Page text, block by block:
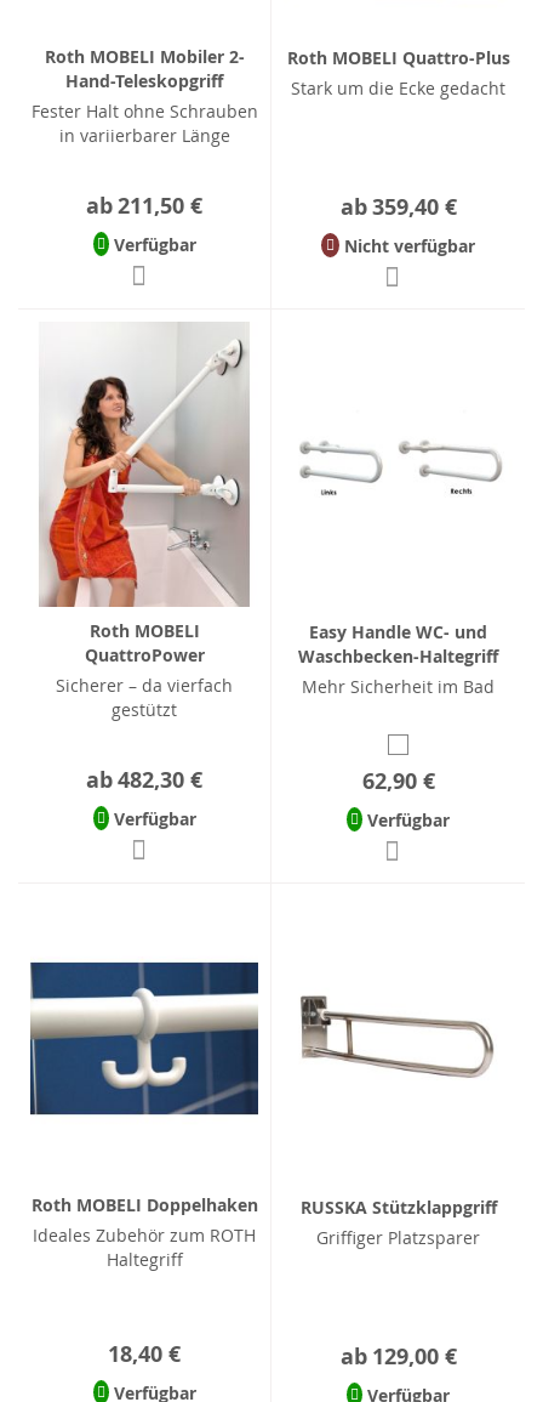
Roth MOBELI Mobiler 2-
Hand-Teleskopgriff
Fester Halt ohne Schrauben
in variierbarer Länge
ab211,50 €
Verfügbar
Roth MOBELI Quattro-Plus
Stark um die Ecke gedacht
ab359,40 €
Nicht verfügbar
Roth MOBELI
QuattroPower
Sicherer – da vierfach
gestützt
ab482,30 €
Verfügbar
Easy Handle WC- und
Waschbecken-Haltegriff
Mehr Sicherheit im Bad
62,90 €
Verfügbar
Roth MOBELI Doppelhaken
Ideales Zubehör zum ROTH
Haltegriff
18,40 €
Verfügbar
RUSSKA Stützklappgriff
Griffiger Platzsparer
ab 129,00 €
Verfügbar